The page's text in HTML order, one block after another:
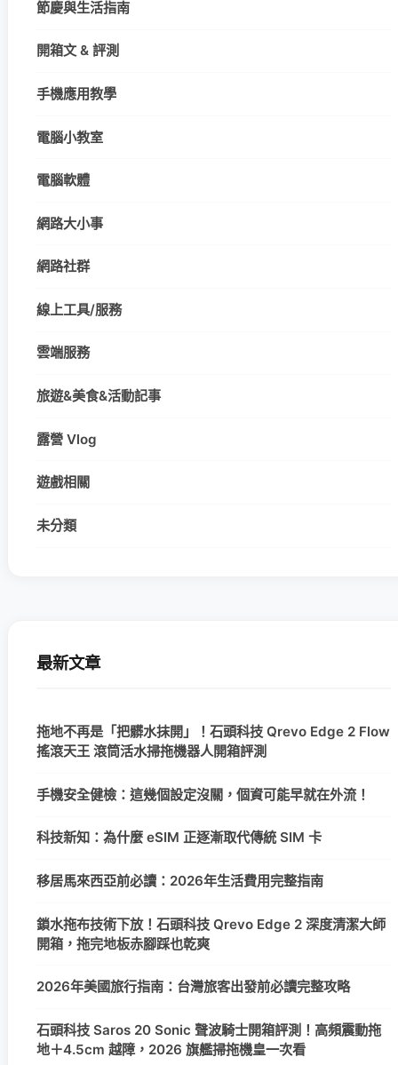
節慶與生活指南
開箱文 & 評測
手機應用教學
電腦小教室
電腦軟體
網路大小事
網路社群
線上工具/服務
雲端服務
旅遊&美食&活動記事
露營 Vlog
遊戲相關
未分類
最新文章
拖地不再是「把髒水抹開」！石頭科技 Qrevo Edge 2 Flow
搖滾天王 滾筒活水掃拖機器人開箱評測
手機安全健檢：這幾個設定沒關，個資可能早就在外流！
科技新知：為什麼 eSIM 正逐漸取代傳統 SIM 卡
移居馬來西亞前必讀：2026年生活費用完整指南
鎖水拖布技術下放！石頭科技 Qrevo Edge 2 深度清潔大師
開箱，拖完地板赤腳踩也乾爽
2026年美國旅行指南：台灣旅客出發前必讀完整攻略
石頭科技 Saros 20 Sonic 聲波騎士開箱評測！高頻震動拖
地＋4.5cm 越障，2026 旗艦掃拖機皇一次看